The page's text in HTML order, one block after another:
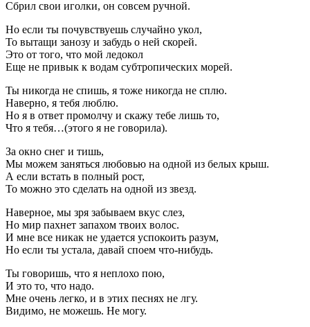
Сбрил свои иголки, он совсем ручной.
Но если ты почувствуешь случайно укол,
То вытащи занозу и забудь о ней скорей.
Это от того, что мой ледокол
Еще не привык к водам субтропических морей.
Ты никогда не спишь, я тоже никогда не сплю.
Наверно, я тебя люблю.
Но я в ответ промолчу и скажу тебе лишь то,
Что я тебя…(этого я не говорила).
За окно снег и тишь,
Мы можем заняться любовью на одной из белых крыш.
А если встать в полный рост,
То можно это сделать на одной из звезд.
Наверное, мы зря забываем вкус слез,
Но мир пахнет запахом твоих волос.
И мне все никак не удается успокоить разум,
Но если ты устала, давай споем что-нибудь.
Ты говоришь, что я неплохо пою,
И это то, что надо.
Мне очень легко, и в этих песнях не лгу.
Видимо, не можешь. Не могу.